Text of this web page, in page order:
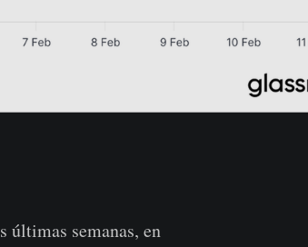
últimas semanas, en